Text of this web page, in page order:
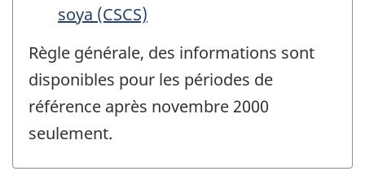
soya (CSCS)
Règle générale, des informations sont
disponibles pour les périodes de
référence après novembre 2000
seulement.